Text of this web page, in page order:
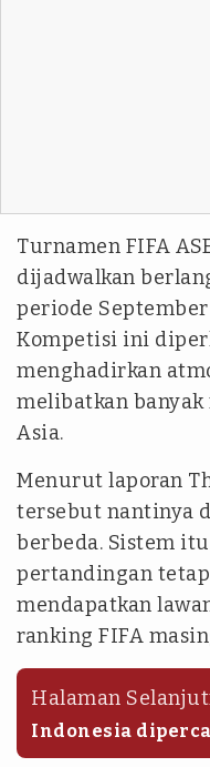
Turnamen FIFA
dijadwalkan
periode
Kompetisi ini
menghadirkan
melibatkan
Asia.
Menurut laporan
tersebut nantinya
berbeda. Sistem
pertandingan
mendapatkan
ranking FIFA
Halaman
Indonesia
rumah Divisi I